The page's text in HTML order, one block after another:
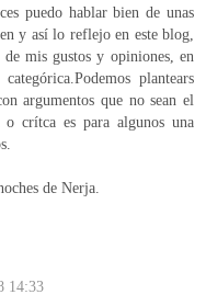
puedo hablar bien de unas
y así lo reflejo en este blog,
mis gustos y opiniones, en
plantears
argumentos que no sean el
crítca es para algunos una
de Nerja.
14:33